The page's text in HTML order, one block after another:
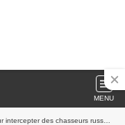
MENU
Su-35 et An-12 au-dessus de la mer Baltique